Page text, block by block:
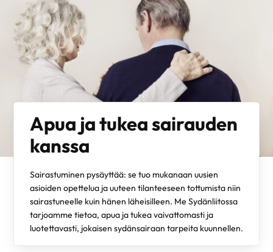
Apua ja tukea sairauden
kanssa
Sairastuminen pysäyttää: se tuo mukanaan uusien
asioiden opettelua ja uuteen tilanteeseen tottumista niin
sairastuneelle kuin hänen läheisilleen. Me Sydänliitossa
tarjoamme tietoa, apua ja tukea vaivattomasti ja
luotettavasti, jokaisen sydänsairaan tarpeita kuunnellen.